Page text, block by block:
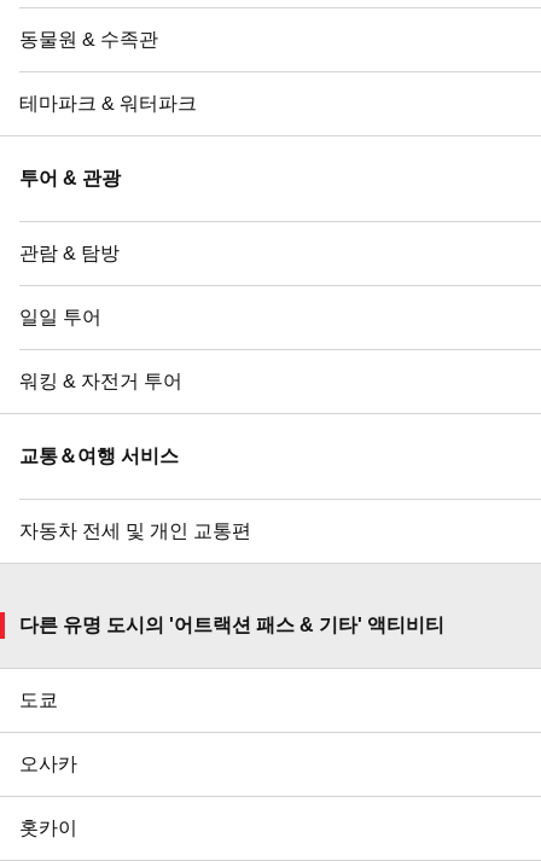
동물원 & 수족관
테마파크 & 워터파크
투어 & 관광
관람 & 탐방
일일 투어
워킹 & 자전거 투어
교통＆여행 서비스
자동차 전세 및 개인 교통편
다른 유명 도시의 '어트랙션 패스 & 기타' 액티비티
도쿄
오사카
홋카이